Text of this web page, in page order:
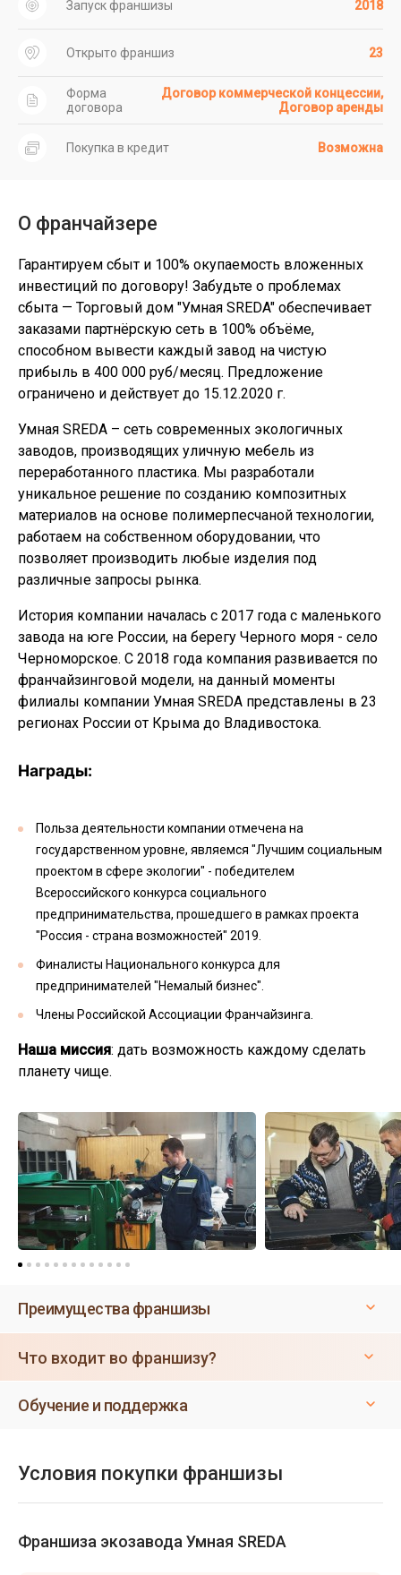
Запуск франшизы 2018
Открыто франшиз 23
Форма
договора
Договор коммерческой концессии,
Договор аренды
Покупка в кредит Возможна
О франчайзере
Гарантируем сбыт и 100% окупаемость вложенных
инвестиций по договору! Забудьте о проблемах
сбыта — Торговый дом "Умная SREDA" обеспечивает
заказами партнёрскую сеть в 100% объёме,
способном вывести каждый завод на чистую
прибыль в 400 000 руб/месяц. Предложение
ограничено и действует до 15.12.2020 г.
Умная SREDA – сеть современных экологичных
заводов, производящих уличную мебель из
переработанного пластика. Мы разработали
уникальное решение по созданию композитных
материалов на основе полимерпесчаной технологии,
работаем на собственном оборудовании, что
позволяет производить любые изделия под
различные запросы рынка.
История компании началась с 2017 года с маленького
завода на юге России, на берегу Черного моря - село
Черноморское. С 2018 года компания развивается по
франчайзинговой модели, на данный моменты
филиалы компании Умная SREDA представлены в 23
регионах России от Крыма до Владивостока.
Награды:
Польза деятельности компании отмечена на
государственном уровне, являемся "Лучшим социальным
проектом в сфере экологии" - победителем
Всероссийского конкурса социального
предпринимательства, прошедшего в рамках проекта
"Россия - страна возможностей" 2019.
Финалисты Национального конкурса для
предпринимателей "Немалый бизнес".
Члены Российской Ассоциации Франчайзинга.
Наша миссия: дать возможность каждому сделать
планету чище.
Преимущества франшизы
Что входит во франшизу?
Обучение и поддержка
Условия покупки франшизы
Франшиза экозавода Умная SREDA